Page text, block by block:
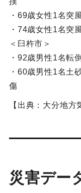
・69歳女性1名突
・74歳女性1名突
＜臼杵市＞
・92歳男性1名転
・60歳男性1名土
傷
【出典：大分地方
災害デー